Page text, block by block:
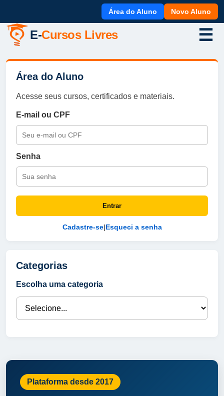
Área do Aluno Novo Aluno
E-Cursos Livres ☰
Área do Aluno
Acesse seus cursos, certificados e materiais.
E-mail ou CPF
Senha
Entrar
Cadastre-se|Esqueci a senha
Categorias
Escolha uma categoria
Plataforma desde 2017